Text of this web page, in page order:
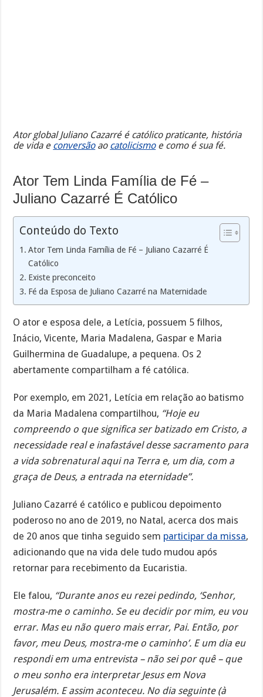
Ator global Juliano Cazarré é católico praticante, história
de vida e conversãoao catolicismoe como é sua fé.
Ator Tem Linda Família de Fé –
Juliano Cazarré É Católico
Conteúdo do Texto
Ator Tem Linda Família de Fé – Juliano Cazarré É
Católico
Existe preconceito
Fé da Esposa de Juliano Cazarré na Maternidade
O ator e esposa dele, a Letícia, possuem 5 filhos,
Inácio, Vicente, Maria Madalena, Gaspar e Maria
Guilhermina de Guadalupe, a pequena. Os 2
abertamente compartilham a fé católica.
Por exemplo, em 2021, Letícia em relação ao batismo
da Maria Madalena compartilhou, “Hoje eu
compreendo o que significa ser batizado em Cristo, a
necessidade real e inafastável desse sacramento para
a vida sobrenatural aqui na Terra e, um dia, com a
graça de Deus, a entrada na eternidade”.
Juliano Cazarré é católico e publicou depoimento
poderoso no ano de 2019, no Natal, acerca dos mais
de 20 anos que tinha seguido sem participar da missa,
adicionando que na vida dele tudo mudou após
retornar para recebimento da Eucaristia.
Ele falou, “Durante anos eu rezei pedindo, ‘Senhor,
mostra-me o caminho. Se eu decidir por mim, eu vou
errar. Mas eu não quero mais errar, Pai. Então, por
favor, meu Deus, mostra-me o caminho’. E um dia eu
respondi em uma entrevista – não sei por quê – que
o meu sonho era interpretar Jesus em Nova
Jerusalém. E assim aconteceu. No dia seguinte (à